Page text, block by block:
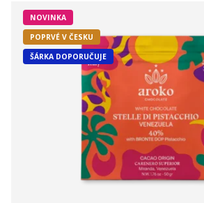
NOVINKA
POPRVÉ V ČESKU
ŠÁRKA DOPORUČUJE